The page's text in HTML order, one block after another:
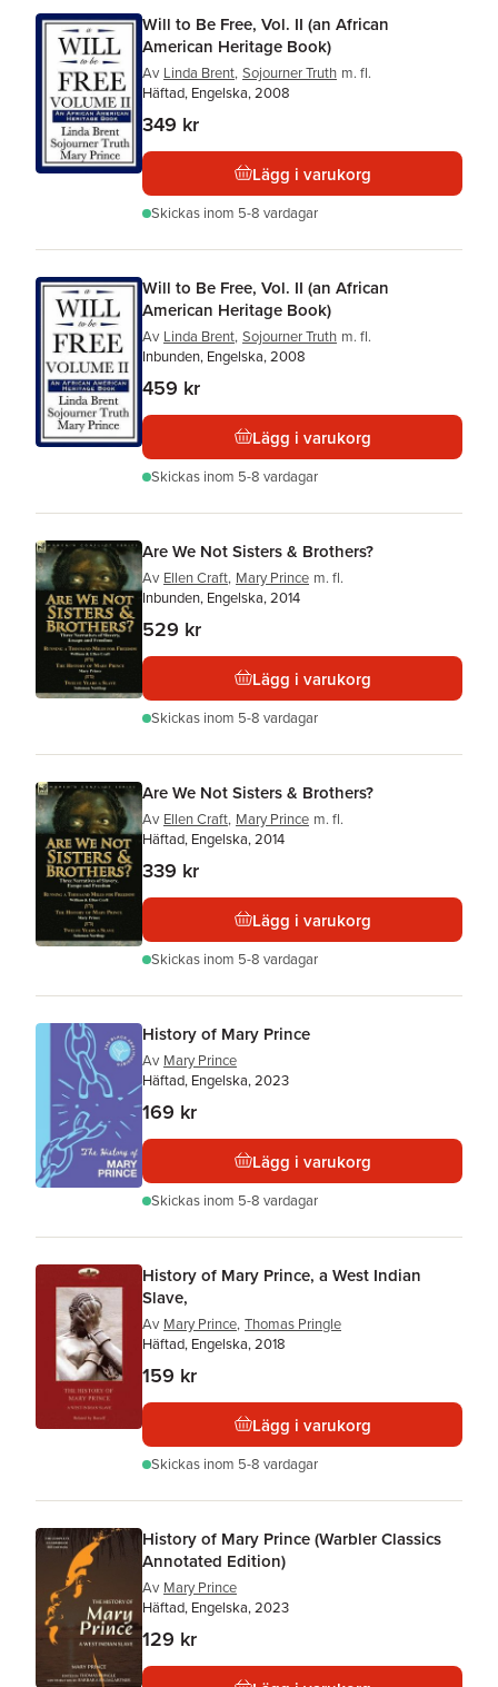
Will to Be Free, Vol. II (an African
American Heritage Book)
Av Linda Brent, Sojourner Truth m. fl.
Häftad, Engelska, 2008
349 kr
Lägg i varukorg
Skickas inom 5-8 vardagar
Will to Be Free, Vol. II (an African
American Heritage Book)
Av Linda Brent, Sojourner Truth m. fl.
Inbunden, Engelska, 2008
459 kr
Lägg i varukorg
Skickas inom 5-8 vardagar
Are We Not Sisters & Brothers?
Av Ellen Craft, Mary Prince m. fl.
Inbunden, Engelska, 2014
529 kr
Lägg i varukorg
Skickas inom 5-8 vardagar
Are We Not Sisters & Brothers?
Av Ellen Craft, Mary Prince m. fl.
Häftad, Engelska, 2014
339 kr
Lägg i varukorg
Skickas inom 5-8 vardagar
History of Mary Prince
Av Mary Prince
Häftad, Engelska, 2023
169 kr
Lägg i varukorg
Skickas inom 5-8 vardagar
History of Mary Prince, a West Indian
Slave,
Av Mary Prince, Thomas Pringle
Häftad, Engelska, 2018
159 kr
Lägg i varukorg
Skickas inom 5-8 vardagar
History of Mary Prince (Warbler Classics
Annotated Edition)
Av Mary Prince
Häftad, Engelska, 2023
129 kr